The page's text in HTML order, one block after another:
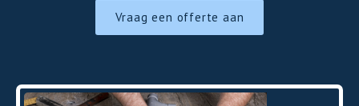
Vraag een offerte aan